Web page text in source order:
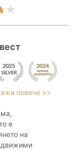
повече >>
е
на
движими